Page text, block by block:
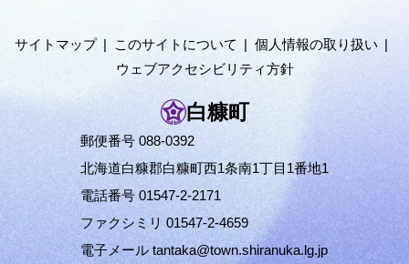
サイトマップ このサイトについて
個人情報の取り扱い
ウェブアクセシビリティ方針
白糠町
郵便番号 088-0392
北海道白糠郡白糠町西1条南1丁目1番地1
電話番号 01547-2-2171
ファクシミリ 01547-2-4659
電子メールtantaka@town.shiranuka.lg.jp